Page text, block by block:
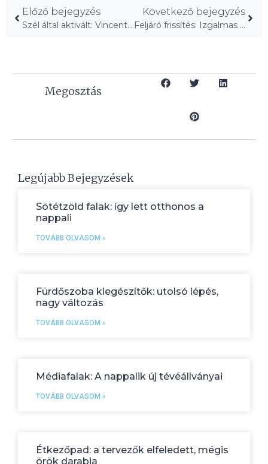
Előző bejegyzés
Szél által aktivált: Vincent Leroy kinetikus installációja Tanzániában
Következő bejegyzés
Feljáró frissítés: Izgalmas fordulatokkal!
Megosztás
Legújabb Bejegyzések
Sötétzöld falak: így lett otthonos a
nappali
TOVÁBB OLVASOM »
Fürdőszoba kiegészítők: utolsó lépés,
nagy változás
TOVÁBB OLVASOM »
Médiafalak: A nappalik új tévéállványai
TOVÁBB OLVASOM »
Étkezőpad: a tervezők elfeledett, mégis
örök darabja